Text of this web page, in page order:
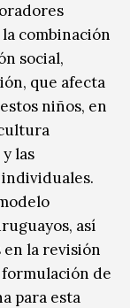
combinación
social,
que afecta
niños, en
las
así
la revisión
de
para esta